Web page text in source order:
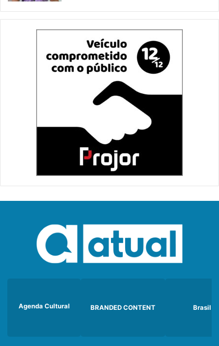
Agenda Cultural BRANDED CONTENT Brasil